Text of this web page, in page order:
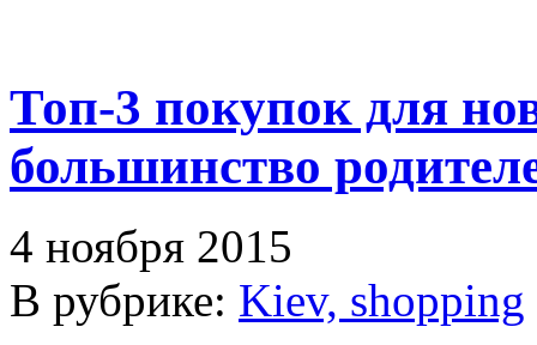
Топ-3 покупок для
большинство
4 ноября 2015
В рубрике: Kiev, shopping